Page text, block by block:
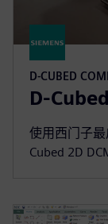
D-CUBED
D-
使用西门子
Cubed 2D